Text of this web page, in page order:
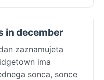
in december
zaznamujeta
ima
sonca, sonce